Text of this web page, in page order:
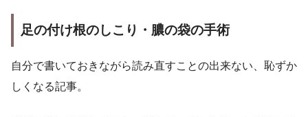
足の付け根のしこり・膿の袋の手術
自分で書いておきながら読み直すことの出来ない、恥ずか
しくなる記事。